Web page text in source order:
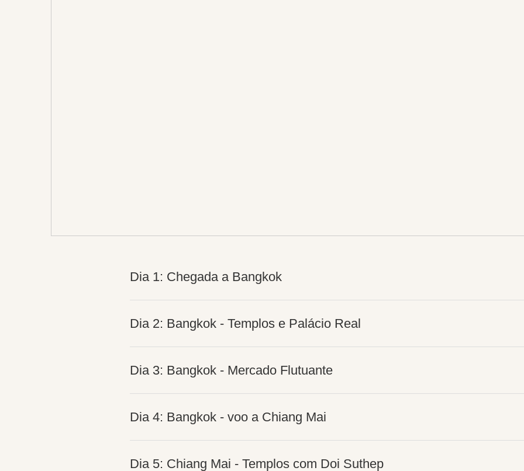
Dia 1: Chegada a Bangkok
Dia 2: Bangkok - Templos e Palácio Real
Dia 3: Bangkok - Mercado Flutuante
Dia 4: Bangkok - voo a Chiang Mai
Dia 5: Chiang Mai - Templos com Doi Suthep